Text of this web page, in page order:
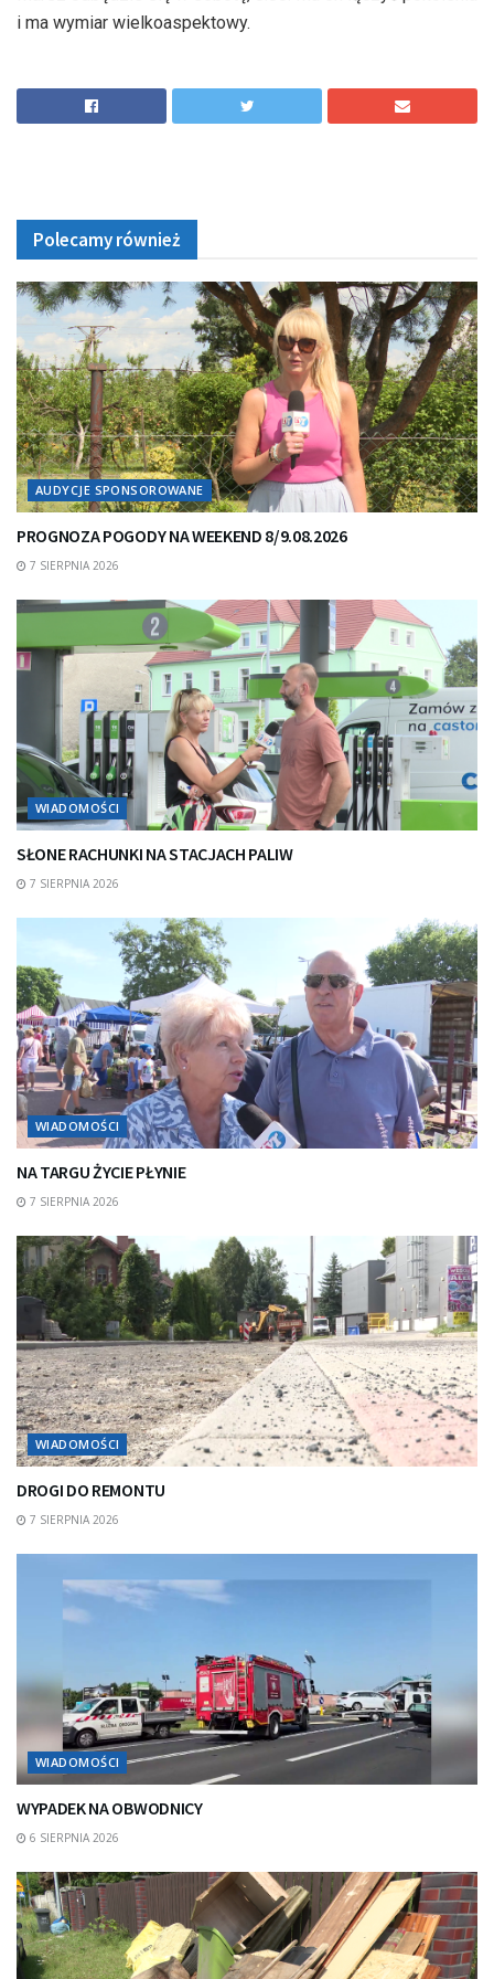
i ma wymiar wielkoaspektowy.
Polecamy również
AUDYCJE SPONSOROWANE
PROGNOZA POGODY NA WEEKEND 8/9.08.2026
7 SIERPNIA 2026
WIADOMOŚCI
SŁONE RACHUNKI NA STACJACH PALIW
7 SIERPNIA 2026
WIADOMOŚCI
NA TARGU ŻYCIE PŁYNIE
7 SIERPNIA 2026
WIADOMOŚCI
DROGI DO REMONTU
7 SIERPNIA 2026
WIADOMOŚCI
WYPADEK NA OBWODNICY
6 SIERPNIA 2026